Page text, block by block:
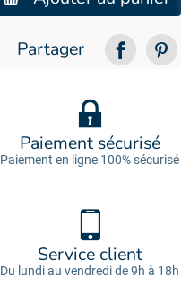
Partager
Paiement sécurisé
Paiement en ligne 100% sécurisé
Service client
Du lundi au vendredi de 9h à 18h